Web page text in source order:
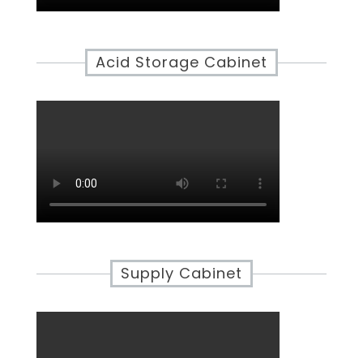
Acid Storage Cabinet
Supply Cabinet